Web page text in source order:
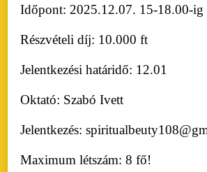
Időpont: 2025.12.07. 15-18.00-ig
Részvételi díj: 10.000 ft
Jelentkezési határidő: 12.01
Oktató: Szabó Ivett
Jelentkezés:
Maximum létszám: 8 fő!